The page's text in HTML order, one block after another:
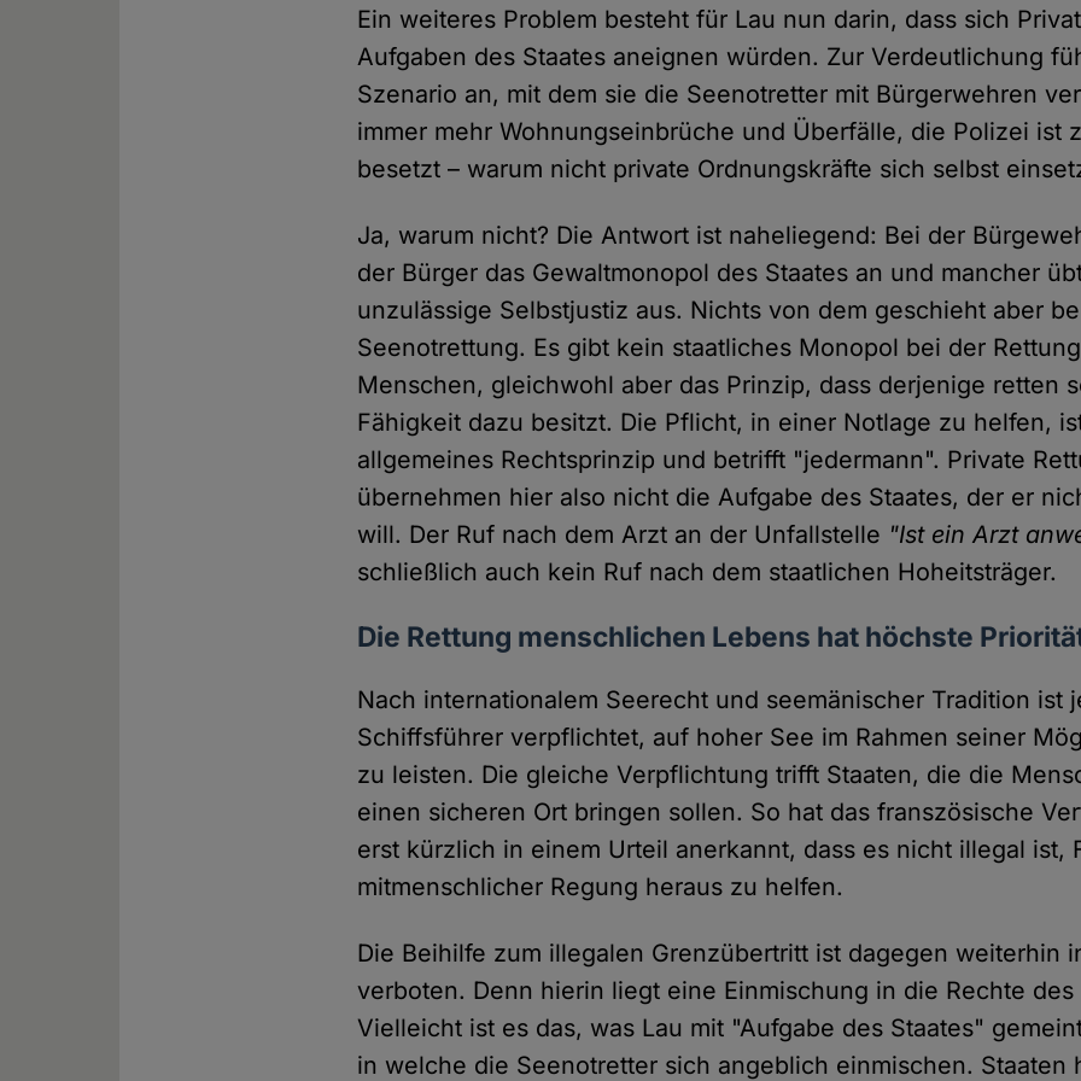
Ein weiteres Problem besteht für Lau nun darin, dass sich
Aufgaben des Staates aneignen würden. Zur Verdeutlichung
Szenario an, mit dem sie die Seenotretter mit Bürgerwehren
immer mehr Wohnungseinbrüche und Überfälle, die Polizei ist
besetzt – warum nicht private Ordnungskräfte sich selbst
Ja, warum nicht? Die Antwort ist naheliegend: Bei der
der Bürger das Gewaltmonopol des Staates an und mancher
unzulässige Selbstjustiz aus. Nichts von dem geschieht aber
Seenotrettung. Es gibt kein staatliches Monopol bei der
Menschen, gleichwohl aber das Prinzip, dass derjenige retten
Fähigkeit dazu besitzt. Die Pflicht, in einer Notlage zu helfen,
allgemeines Rechtsprinzip und betrifft "jedermann". Private
übernehmen hier also nicht die Aufgabe des Staates, der er
will. Der Ruf nach dem Arzt an der Unfallstelle "Ist ein Arzt
schließlich auch kein Ruf nach dem staatlichen Hoheitsträger.
Die Rettung menschlichen Lebens hat höchste
Nach internationalem Seerecht und seemänischer Tradition ist
Schiffsführer verpflichtet, auf hoher See im Rahmen seiner
zu leisten. Die gleiche Verpflichtung trifft Staaten, die die
einen sicheren Ort bringen sollen. So hat das franszösische
erst kürzlich in einem Urteil anerkannt, dass es nicht illegal ist,
mitmenschlicher Regung heraus zu helfen.
Die Beihilfe zum illegalen Grenzübertritt ist dagegen weiterhin
verboten. Denn hierin liegt eine Einmischung in die Rechte des
Vielleicht ist es das, was Lau mit "Aufgabe des Staates"
in welche die Seenotretter sich angeblich einmischen. Staaten